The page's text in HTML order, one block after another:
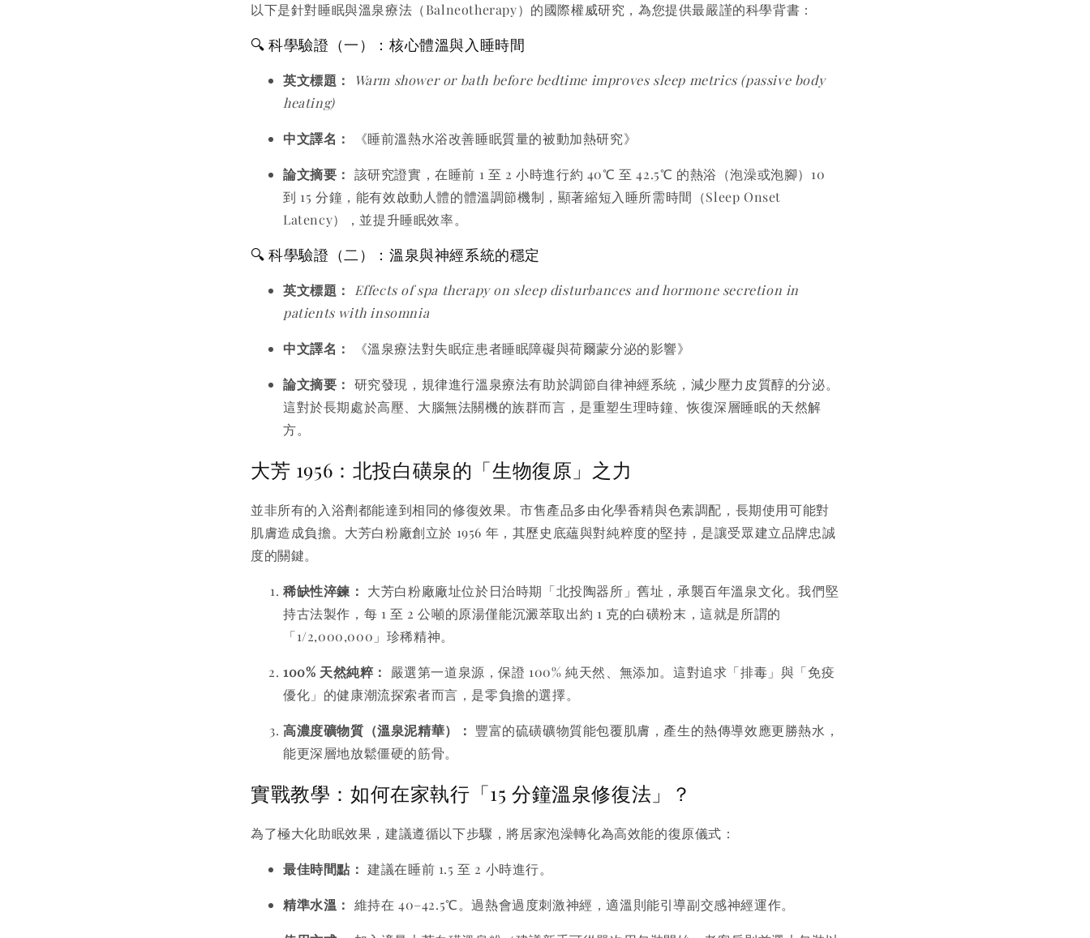
以下是針對睡眠與溫泉療法（Balneotherapy）的國際權威研究，為您提供最嚴謹的科學背書：
🔍 科學驗證（一）：核心體溫與入睡時間
英文標題：
Warm shower or bath before bedtime improves sleep metrics (passive body
heating)
中文譯名： 《睡前溫熱水浴改善睡眠質量的被動加熱研究》
論文摘要： 該研究證實，在睡前 1 至 2 小時進行約 40℃ 至 42.5℃ 的熱浴（泡澡或泡腳）10
到 15 分鐘，能有效啟動人體的體溫調節機制，顯著縮短入睡所需時間（Sleep Onset
Latency），並提升睡眠效率。
🔍 科學驗證（二）：溫泉與神經系統的穩定
英文標題：
Effects of spa therapy on sleep disturbances and hormone secretion in
patients with insomnia
中文譯名： 《溫泉療法對失眠症患者睡眠障礙與荷爾蒙分泌的影響》
論文摘要： 研究發現，規律進行溫泉療法有助於調節自律神經系統，減少壓力皮質醇的分泌。
這對於長期處於高壓、大腦無法關機的族群而言，是重塑生理時鐘、恢復深層睡眠的天然解
方。
大芳 1956：北投白磺泉的「生物復原」之力
並非所有的入浴劑都能達到相同的修復效果。市售產品多由化學香精與色素調配，長期使用可能對
肌膚造成負擔。大芳白粉廠創立於 1956 年，其歷史底蘊與對純粹度的堅持，是讓受眾建立品牌忠誠
度的關鍵。
稀缺性淬鍊： 大芳白粉廠廠址位於日治時期「北投陶器所」舊址，承襲百年溫泉文化。我們堅
持古法製作，每 1 至 2 公噸的原湯僅能沉澱萃取出約 1 克的白磺粉末，這就是所謂的
「1/2,000,000」珍稀精神。
100% 天然純粹：
嚴選第一道泉源，保證 100% 純天然、無添加。這對追求「排毒」與「免疫
優化」的健康潮流探索者而言，是零負擔的選擇。
高濃度礦物質（溫泉泥精華）： 豐富的硫磺礦物質能包覆肌膚，產生的熱傳導效應更勝熱水，
能更深層地放鬆僵硬的筋骨。
實戰教學：如何在家執行「15 分鐘溫泉修復法」？
為了極大化助眠效果，建議遵循以下步驟，將居家泡澡轉化為高效能的復原儀式：
最佳時間點： 建議在睡前 1.5 至 2 小時進行。
精準水溫： 維持在 40–42.5℃。過熱會過度刺激神經，適溫則能引導副交感神經運作。